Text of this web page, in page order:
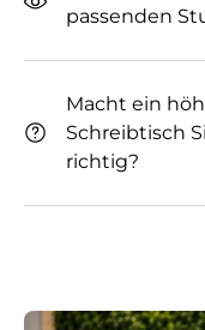
passenden
Macht ein
Schreibtisch
richtig?